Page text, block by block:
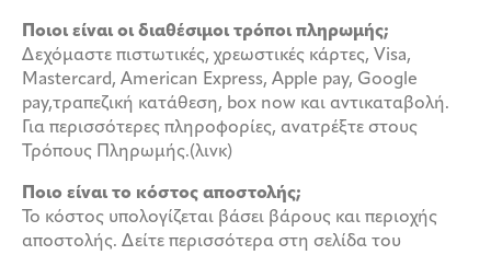
Ποιοι είναι οι διαθέσιμοι τρόποι πληρωμής;
Δεχόμαστε πιστωτικές, χρεωστικές κάρτες, Visa,
Mastercard, American Express, Apple pay, Google
pay,τραπεζική κατάθεση, box now και αντικαταβολή.
Για περισσότερες πληροφορίες, ανατρέξτε στους
Τρόπους Πληρωμής.(λινκ)
Ποιο είναι το κόστος αποστολής;
Το κόστος υπολογίζεται βάσει βάρους και περιοχής
αποστολής. Δείτε περισσότερα στη σελίδα του